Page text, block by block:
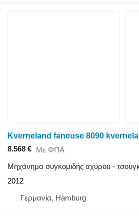
Kverneland faneuse 8090
8.568 € Με ΦΠΑ
Μηχάνημα συγκομιδής αχύρου -
2012
Γερμανία, Hamburg